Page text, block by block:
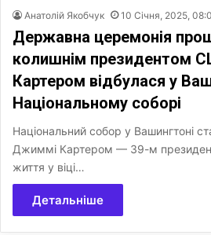
Анатолій Якобчук 10 Січня, 2025,
Державна церемонія
колишнім президентом
Картером відбулася у
Національному соборі
Національний собор у Вашингтоні
Джиммі Картером — 39-м
життя у віці…
Детальніше